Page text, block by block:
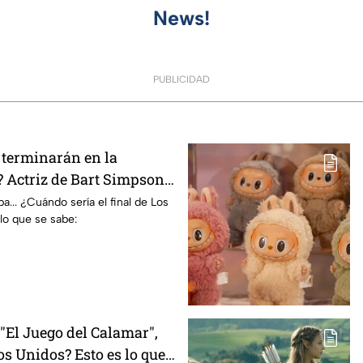
News!
PUBLICIDAD
en la
Actriz de Bart Simpson
declaración
¿Cuándo sería el final de Los
que se sabe:
Juego del Calamar",
Unidos? Esto es lo que